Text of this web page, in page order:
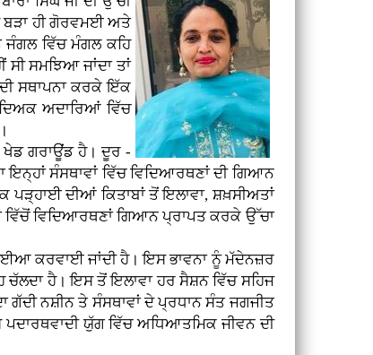
ਬੜਾ ਹੀ ਗੋਰਵਮਈ ਅਤੇ
ਜੰਗਲ ਵਿੱਚ ਮੰਗਲ ਕਹਿ
ਸਮਝਿਆ ਜਾਂਦਾ ਤਾਂ
ਸਥਾਪਨਾ ਕਰਕੇ ਇੱਕ
ਅਦਾਰਿਆਂ ਵਿੱਚ
ਖੇਡ ਗਰਾਊਂਡ ਹੈ। ਦੂਰ -
ਸੰਸਥਾਵਾਂ ਵਿੱਚ ਵਿਦਿਆਰਥਣਾਂ ਦੀ ਗਿਆਨ
ਪੜ੍ਹਾਈ ਦੀਆਂ ਕਿਤਾਬਾਂ ਤੋਂ ਇਲਾਵਾ, ਸ਼ਖ਼ਸੀਅਤਾਂ
ਵਿੱਚੋਂ ਵਿਦਿਆਰਥਣਾਂ ਗਿਆਨ ਪ੍ਰਾਪਤ ਕਰਕੇ ਉੱਚਾ
ਕਰਵਾਈ ਜਾਂਦੀ ਹੈ। ਇਸ ਭਾਵਨਾ ਨੂੰ ਮੱਦੇਨਜ਼ਰ
ਚੱਲਦਾ ਹੈ। ਇਸ ਤੋਂ ਇਲਾਵਾ ਹਰ ਸੈਸ਼ਨ ਵਿੱਚ ਸਹਿਜ
ਗੱਦੀ ਨਸ਼ੀਨ ਤੇ ਸੰਸਥਾਵਾਂ ਦੇ ਪ੍ਰਧਾਨ ਸੰਤ ਜਗਜੀਤ
ਯੁੱਗ ਵਿੱਚ ਅਧਿਆਤਮਿਕ ਜੀਵਨ ਦੀ